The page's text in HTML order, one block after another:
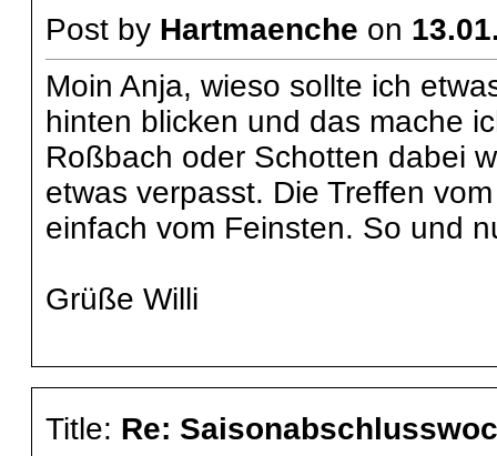
Post by Hartmaenche on
Moin Anja, wieso sollte ich
hinten blicken und das mache
Roßbach oder Schotten dabei
etwas verpasst. Die Treffen
einfach vom Feinsten. So und
Grüße Willi
Title: Re: